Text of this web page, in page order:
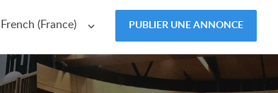
French (France) PUBLIER UNE ANNONCE